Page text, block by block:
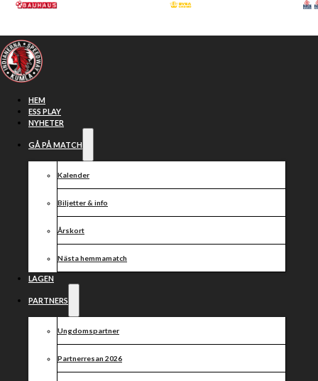
Hoppa till huvudinnehåll
HEM
ESS PLAY
NYHETER
GÅ PÅ MATCH
Kalender
Biljetter & info
Årskort
Nästa hemmamatch
LAGEN
PARTNERS
Ungdomspartner
Partnerresan 2026
Årskort